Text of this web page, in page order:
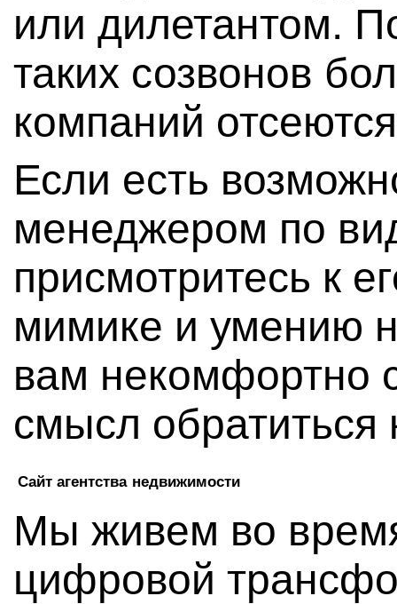
или дилетантом.
таких созвонов
компаний
Если есть
менеджером по
присмотритесь к
мимике и умению
вам некомфортно
смысл обратиться
Сайт агентства недвижимости
Мы живем во
цифровой